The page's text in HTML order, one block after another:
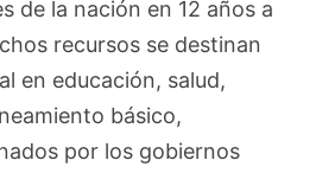
de la nación en 12 años a
recursos se destinan
en educación, salud,
básico,
por los gobiernos